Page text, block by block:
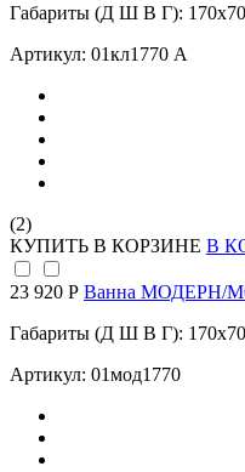
Габариты (Д Ш В Г):
Артикул: 01кл1770 А
(2)
КУПИТЬ В КОРЗИНЕ В
23 920 Р Ванна МОДЕРН/
Габариты (Д Ш В Г):
Артикул: 01мод1770